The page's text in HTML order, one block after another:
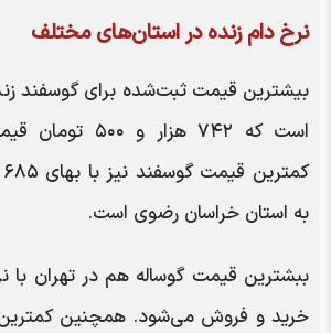
نرخ دام زنده در استان‌های مختلف
بیشترین قیمت ثبت‌شده برای گوسفند
است که ۷۴۲ هزار
به استان خراسان رضوی است.
خرید و فروش می‌شود. همچنین کمترین